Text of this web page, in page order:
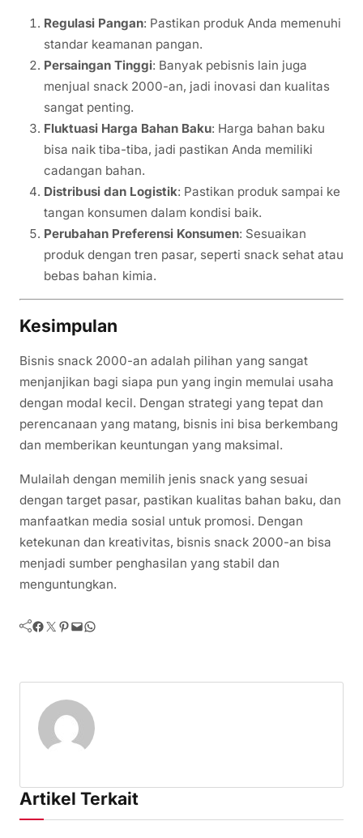
Regulasi Pangan: Pastikan produk Anda memenuhi
standar keamanan pangan.
Persaingan Tinggi: Banyak pebisnis lain juga
menjual snack 2000-an, jadi inovasi dan kualitas
sangat penting.
Fluktuasi Harga Bahan Baku: Harga bahan baku
bisa naik tiba-tiba, jadi pastikan Anda memiliki
cadangan bahan.
Distribusi dan Logistik: Pastikan produk sampai ke
tangan konsumen dalam kondisi baik.
Perubahan Preferensi Konsumen: Sesuaikan
produk dengan tren pasar, seperti snack sehat atau
bebas bahan kimia.
Kesimpulan
Bisnis snack 2000-an adalah pilihan yang sangat
menjanjikan bagi siapa pun yang ingin memulai usaha
dengan modal kecil. Dengan strategi yang tepat dan
perencanaan yang matang, bisnis ini bisa berkembang
dan memberikan keuntungan yang maksimal.
Mulailah dengan memilih jenis snack yang sesuai
dengan target pasar, pastikan kualitas bahan baku, dan
manfaatkan media sosial untuk promosi. Dengan
ketekunan dan kreativitas, bisnis snack 2000-an bisa
menjadi sumber penghasilan yang stabil dan
menguntungkan.
Facebook Twitter Pinterest Mail WhatsApp
Artikel Terkait